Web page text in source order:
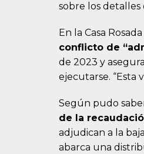
sobre los detalles
En la Casa Rosada
conflicto de
de 2023 y
ejecutarse. “Esta
Según pudo
de la
adjudican a la
abarca una